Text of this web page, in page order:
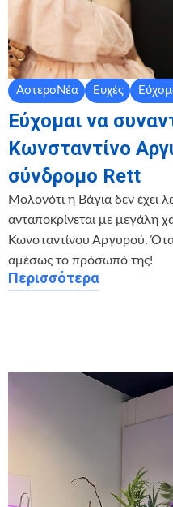
ΑστεροΝέα Ευχές
Εύχομαι να
Κωνσταντίνο
σύνδρομο Rett
Μολονότι η Βάγια δεν έχει
ανταποκρίνεται με μεγάλη
Κωνσταντίνου Αργυρού.
αμέσως το πρόσωπό της!
Περισσότερα